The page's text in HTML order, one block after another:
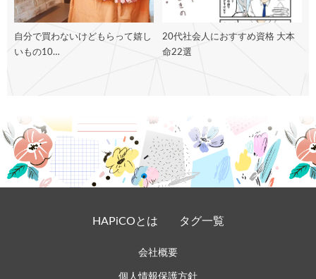
自分で買わないけどもらって嬉し
いもの10…
20代社会人におすすめ資格 大本
命22選
HAPiCOとは タグ一覧
会社概要
個人情報保護方針